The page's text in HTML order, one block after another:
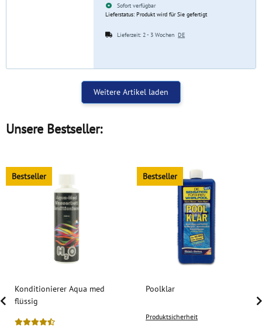
Sofort verfügbar
Lieferstatus: Produkt wird für Sie gefertigt
Lieferzeit:2 - 3 WochenDE
Weitere Artikel laden
Unsere Bestseller:
Bestseller
Konditionierer Aqua med
flüssig
Bestseller
Poolklar
Produktsicherheit